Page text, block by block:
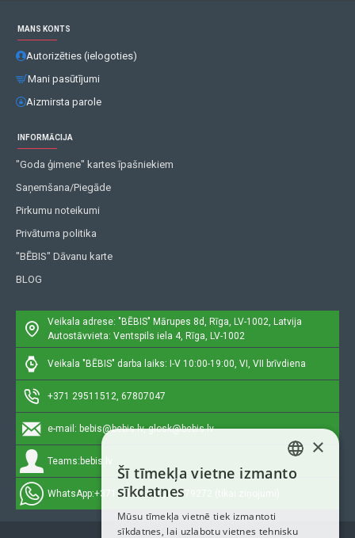
MANS KONTS
Autorizēties (ielogoties)
Mani pasūtījumi
Aizmirsta parole
INFORMĀCIJA
"Goda ģimene" kartes īpašniekiem
Saņemšana/Piegāde
Pirkumu noteikumi
Privātuma politika
"BĒBIS" Dāvanu karte
BLOG
Veikala adrese: "BĒBIS" Mārupes 8d, Rīga, LV-1002, Latvija
Autostāvvieta: Ventspils iela 4, Rīga, LV-1002
Veikala "BĒBIS" darba laiks: I-V 10:00-19:00, VI, VII brīvdiena
+371 29511512, 67807047
e-mail: bebis@bebis.lv, glosk@bebis.lv
Teams: bebis.lv
WhatsApp:+371 29511512, 20579272 (tikai ziņojumi)
LATVIAN
ENGLISH
×
Šī tīmekļa vietne izmanto
sīkdatnes
Mūsu tīmekļa vietnē tiek izmantoti
sīkdatnes, lai uzlabotu vietnes tehnisku